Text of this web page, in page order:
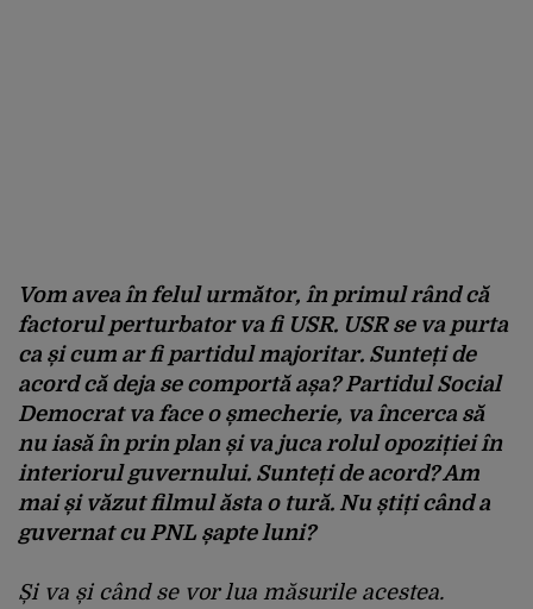
Vom avea în felul următor, în primul rând că
factorul perturbator va fi USR. USR se va purta
ca și cum ar fi partidul majoritar. Sunteți de
acord că deja se comportă așa? Partidul Social
Democrat va face o șmecherie, va încerca să
nu iasă în prin plan și va juca rolul opoziției în
interiorul guvernului. Sunteți de acord? Am
mai și văzut filmul ăsta o tură. Nu știți când a
guvernat cu PNL șapte luni?
Și va și când se vor lua măsurile acestea.